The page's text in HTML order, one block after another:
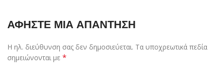
ΑΦΉΣΤΕ ΜΙΑ ΑΠΆΝΤΗΣΗ
Η ηλ. διεύθυνση σας δεν δημοσιεύεται. Τα υποχρεωτικά πεδία
σημειώνονται με *